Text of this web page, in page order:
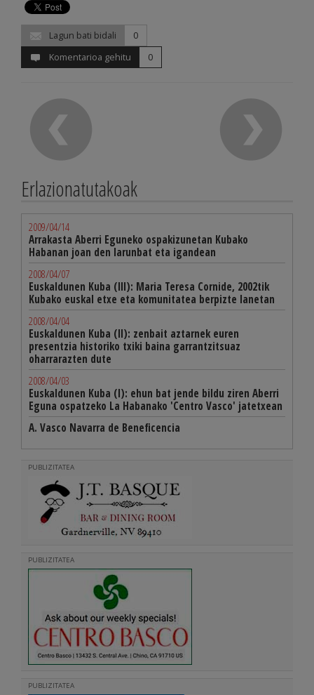
Lagun bati bidali
0
Komentarioa gehitu
0
Erlazionatutakoak
2009/04/14
Arrakasta Aberri Eguneko ospakizunetan Kubako
Habanan joan den larunbat eta igandean
2008/04/07
Euskaldunen Kuba (III): Maria Teresa Cornide, 2002tik
Kubako euskal etxe eta komunitatea berpizte lanetan
2008/04/04
Euskaldunen Kuba (II): zenbait aztarnek euren
presentzia historiko txiki baina garrantzitsuaz
oharrarazten dute
2008/04/03
Euskaldunen Kuba (I): ehun bat jende bildu ziren Aberri
Eguna ospatzeko La Habanako 'Centro Vasco' jatetxean
A. Vasco Navarra de Beneficencia
PUBLIZITATEA
PUBLIZITATEA
PUBLIZITATEA